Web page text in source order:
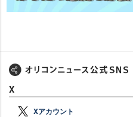
X
Xアカウント